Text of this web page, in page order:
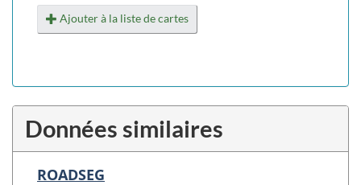
Ajouter à la liste de cartes
Données similaires
ROADSEG